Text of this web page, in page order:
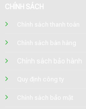
CHÍNH SÁCH
Chính sách thanh toán
Chính sách bán hàng
Chính sách bảo hành
Quy định công ty
Chính sách bảo mật